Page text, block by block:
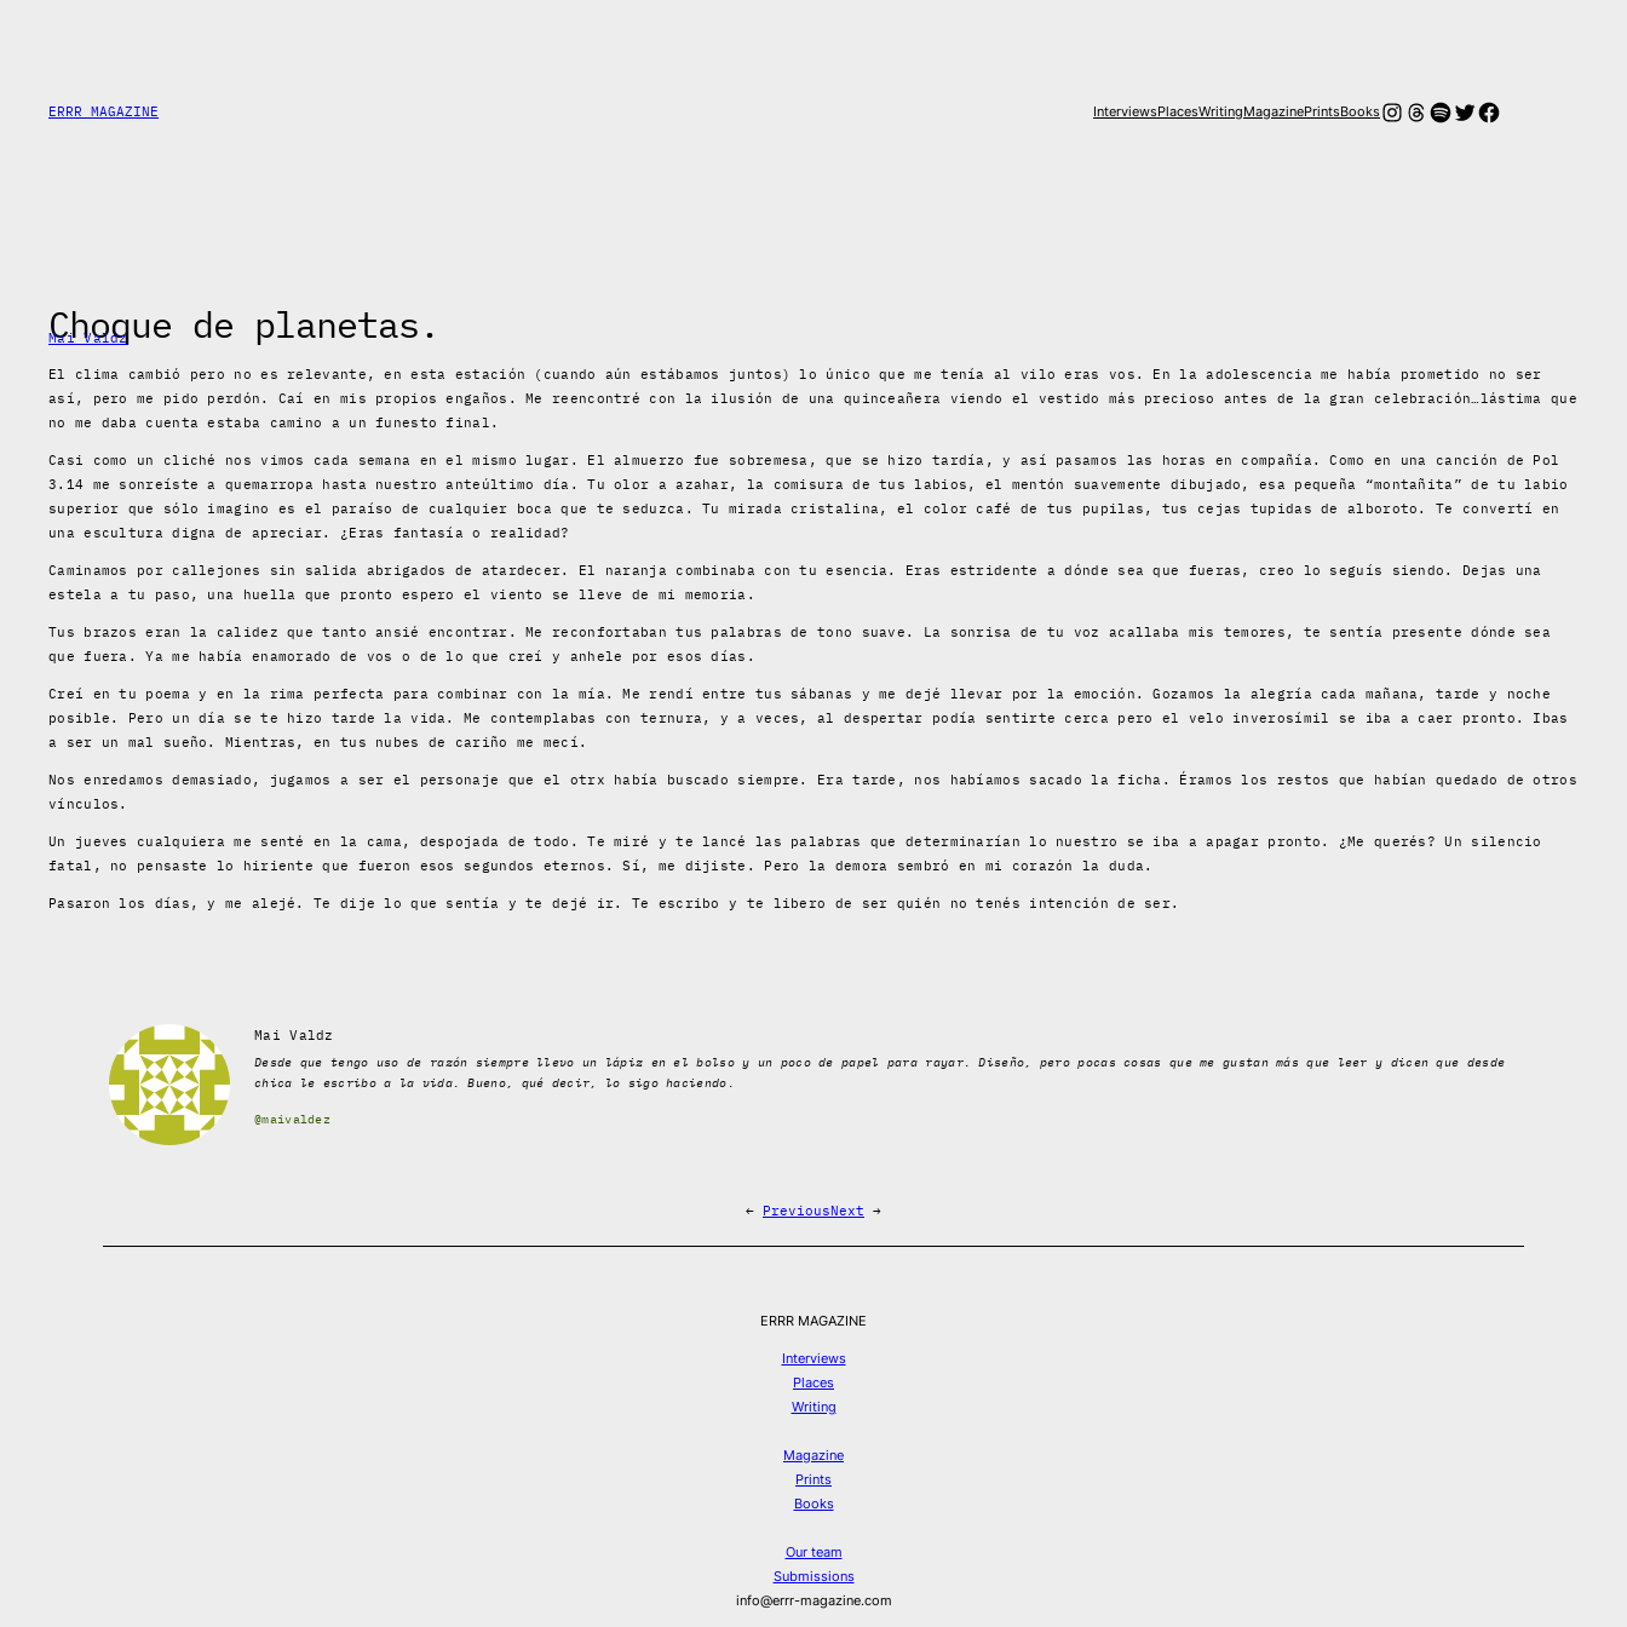
ERRR MAGAZINE InterviewsPlacesWritingMagazinePrintsBooksInstagram
Threads
Spotify
Twitter
Facebook
Choque de planetas.
Mai Valdz
El clima cambió pero no es relevante, en esta estación (cuando aún estábamos juntos) lo único que me tenía al vilo eras vos. En la adolescencia me había prometido no ser
así, pero me pido perdón. Caí en mis propios engaños. Me reencontré con la ilusión de una quinceañera viendo el vestido más precioso antes de la gran celebración…lástima que
no me daba cuenta estaba camino a un funesto final.
Casi como un cliché nos vimos cada semana en el mismo lugar. El almuerzo fue sobremesa, que se hizo tardía, y así pasamos las horas en compañía. Como en una canción de Pol
3.14 me sonreíste a quemarropa hasta nuestro anteúltimo día. Tu olor a azahar, la comisura de tus labios, el mentón suavemente dibujado, esa pequeña “montañita” de tu labio
superior que sólo imagino es el paraíso de cualquier boca que te seduzca. Tu mirada cristalina, el color café de tus pupilas, tus cejas tupidas de alboroto. Te convertí en
una escultura digna de apreciar. ¿Eras fantasía o realidad?
Caminamos por callejones sin salida abrigados de atardecer. El naranja combinaba con tu esencia. Eras estridente a dónde sea que fueras, creo lo seguís siendo. Dejas una
estela a tu paso, una huella que pronto espero el viento se lleve de mi memoria.
Tus brazos eran la calidez que tanto ansié encontrar. Me reconfortaban tus palabras de tono suave. La sonrisa de tu voz acallaba mis temores, te sentía presente dónde sea
que fuera. Ya me había enamorado de vos o de lo que creí y anhele por esos días.
Creí en tu poema y en la rima perfecta para combinar con la mía. Me rendí entre tus sábanas y me dejé llevar por la emoción. Gozamos la alegría cada mañana, tarde y noche
posible. Pero un día se te hizo tarde la vida. Me contemplabas con ternura, y a veces, al despertar podía sentirte cerca pero el velo inverosímil se iba a caer pronto. Ibas
a ser un mal sueño. Mientras, en tus nubes de cariño me mecí.
Nos enredamos demasiado, jugamos a ser el personaje que el otrx había buscado siempre. Era tarde, nos habíamos sacado la ficha. Éramos los restos que habían quedado de otros
vínculos.
Un jueves cualquiera me senté en la cama, despojada de todo. Te miré y te lancé las palabras que determinarían lo nuestro se iba a apagar pronto. ¿Me querés? Un silencio
fatal, no pensaste lo hiriente que fueron esos segundos eternos. Sí, me dijiste. Pero la demora sembró en mi corazón la duda.
Pasaron los días, y me alejé. Te dije lo que sentía y te dejé ir. Te escribo y te libero de ser quién no tenés intención de ser.
Mai Valdz
Desde que tengo uso de razón siempre llevo un lápiz en el bolso y un poco de papel para rayar. Diseño, pero pocas cosas que me gustan más que leer y dicen que desde
chica le escribo a la vida. Bueno, qué decir, lo sigo haciendo.
@maivaldez
← PreviousNext →
ERRR MAGAZINE
Interviews
Places
Writing
Magazine
Prints
Books
Our team
Submissions
info@errr-magazine.com